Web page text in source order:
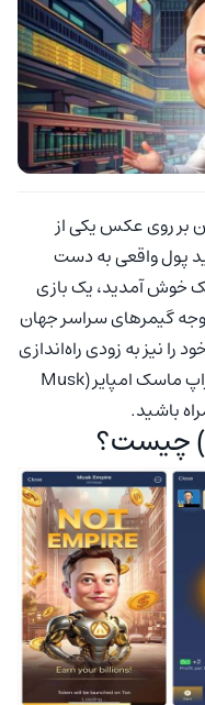
بر روی عکس یکی از
پول واقعی به دست
خوش آمدید، یک بازی
گیمرهای سراسر جهان
خود را نیز به زودی راه‌اندازی
کند. اگر شما هم بی‌صبرانه منتظر ایردراپ ماسک امپایر (Musk
چیست؟